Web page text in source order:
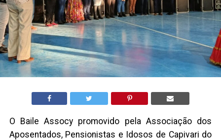
O Baile Assocy promovido pela Associação dos
Aposentados, Pensionistas e Idosos de Capivari do